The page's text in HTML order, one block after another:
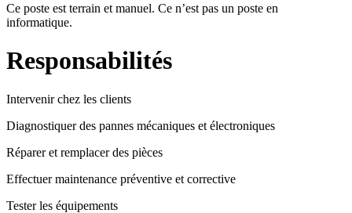
Ce poste est terrain et manuel. Ce n’est pas un poste en
informatique.
Responsabilités
Intervenir chez les clients
Diagnostiquer des pannes mécaniques et électroniques
Réparer et remplacer des pièces
Effectuer maintenance préventive et corrective
Tester les équipements